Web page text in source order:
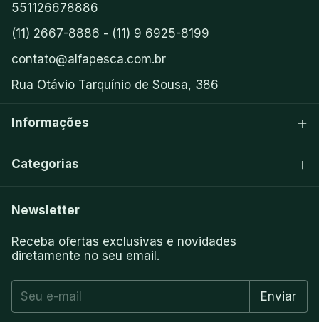
551126678886
(11) 2667-8886 - (11) 9 6925-8199
contato@alfapesca.com.br
Rua Otávio Tarquínio de Sousa, 386
Informações
Categorias
Newsletter
Receba ofertas exclusivas e novidades
diretamente no seu email.